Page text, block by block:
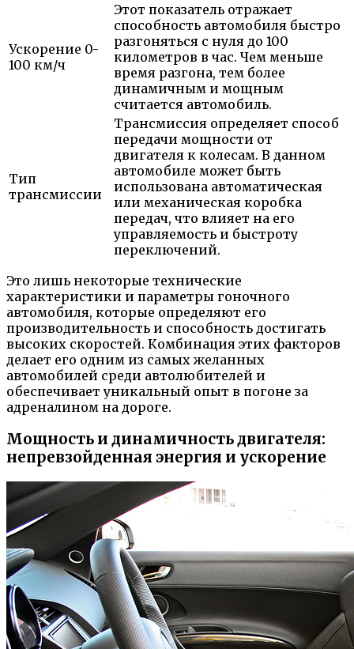
Ускорение 0-
100 км/ч
Этот показатель отражает
способность автомобиля быстро
разгоняться с нуля до 100
километров в час. Чем меньше
время разгона, тем более
динамичным и мощным
считается автомобиль.
Тип
трансмиссии
Трансмиссия определяет способ
передачи мощности от
двигателя к колесам. В данном
автомобиле может быть
использована автоматическая
или механическая коробка
передач, что влияет на его
управляемость и быстроту
переключений.
Это лишь некоторые технические
характеристики и параметры гоночного
автомобиля, которые определяют его
производительность и способность достигать
высоких скоростей. Комбинация этих факторов
делает его одним из самых желанных
автомобилей среди автолюбителей и
обеспечивает уникальный опыт в погоне за
адреналином на дороге.
Мощность и динамичность двигателя:
непревзойденная энергия и ускорение